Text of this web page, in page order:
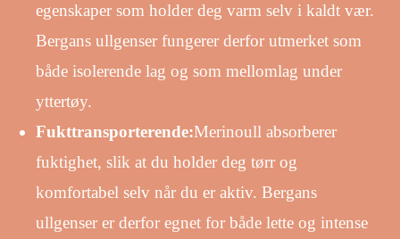
egenskaper som holder deg varm selv i kaldt vær.
Bergans ullgenser fungerer derfor utmerket som
både isolerende lag og som mellomlag under
yttertøy.
Fukttransporterende:Merinoull absorberer
fuktighet, slik at du holder deg tørr og
komfortabel selv når du er aktiv. Bergans
ullgenser er derfor egnet for både lette og intense